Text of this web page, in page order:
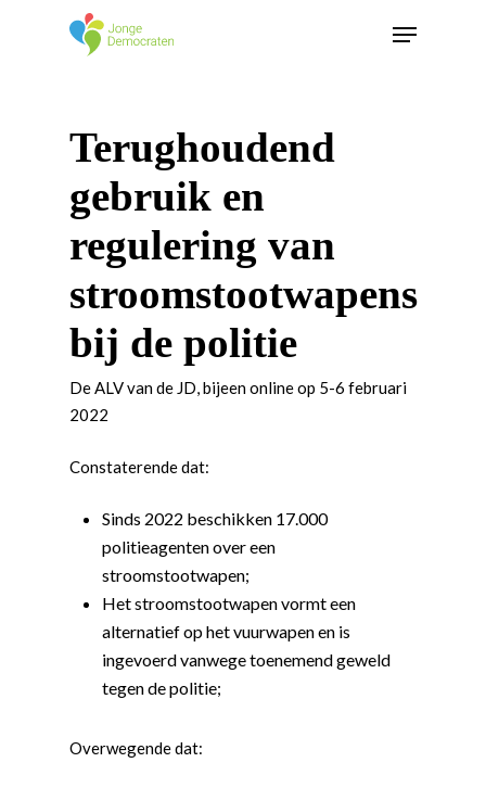
Terughoudend
gebruik en
regulering van
stroomstootwapens
bij de politie
De ALV van de JD, bijeen online op 5-6 februari
2022
Constaterende dat:
Sinds 2022 beschikken 17.000
politieagenten over een
stroomstootwapen;
Het stroomstootwapen vormt een
alternatief op het vuurwapen en is
ingevoerd vanwege toenemend geweld
tegen de politie;
Overwegende dat: